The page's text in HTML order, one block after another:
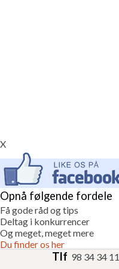
X
Opnå følgende fordele
Få gode råd og tips
Deltag i konkurrencer
Og meget, meget mere
Du finder os her
Tlf 98 34 34 11